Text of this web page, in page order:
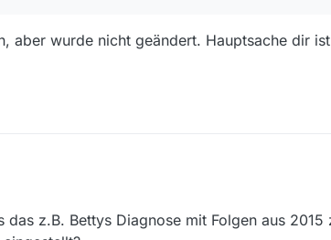
aber wurde nicht geändert. Hauptsache dir
Angebote?
das z.B. Bettys Diagnose mit Folgen aus